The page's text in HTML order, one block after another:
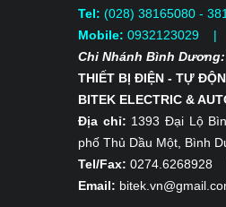
Tel: (028) 38165080 -
Mobile: 0932123029 |
Chi Nhánh Bình Dương:
THIẾT BỊ ĐIỆN - TỰ
BITEK ELECTRIC &
Địa chỉ: 1393 Đại Lộ
phố Thủ Dầu Một, Bình
Tel/Fax:
Email: